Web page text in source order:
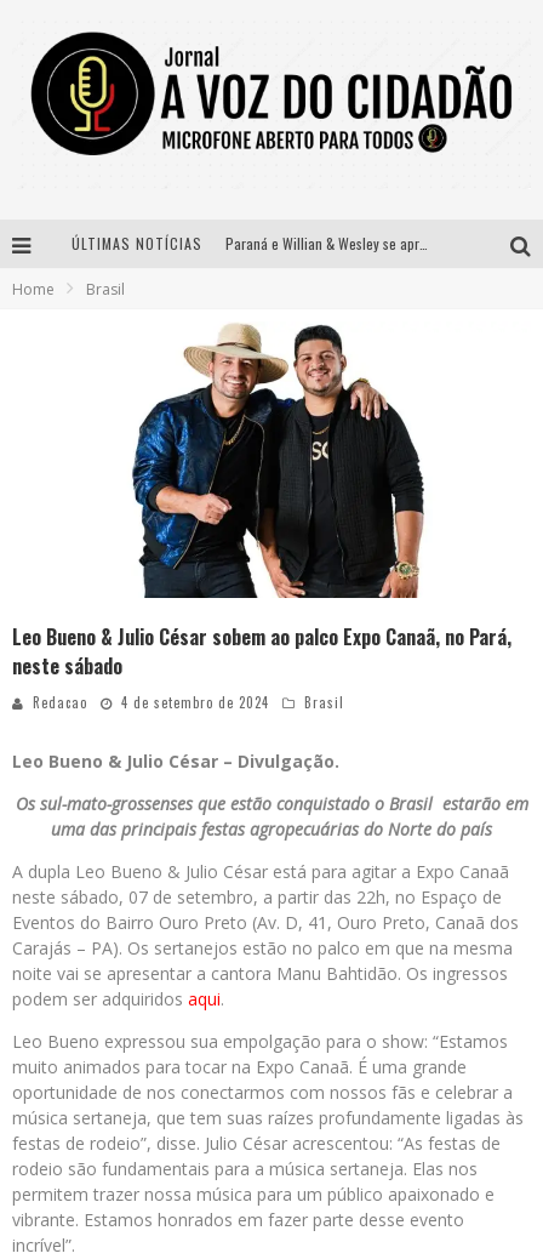
ÚLTIMAS NOTÍCIAS Paraná e Willian & Wesley se apresentam no Carretão Trevo Contagem nesta sexta-feira
Home Brasil
Leo Bueno & Julio César sobem ao palco Expo Canaã, no Pará,
neste sábado
Redacao 4 de setembro de 2024 Brasil
Leo Bueno & Julio César – Divulgação.
Os sul-mato-grossenses que estão conquistado o Brasil estarão em
uma das principais festas agropecuárias do Norte do país
A dupla Leo Bueno & Julio César está para agitar a Expo Canaã
neste sábado, 07 de setembro, a partir das 22h, no Espaço de
Eventos do Bairro Ouro Preto (Av. D, 41, Ouro Preto, Canaã dos
Carajás – PA). Os sertanejos estão no palco em que na mesma
noite vai se apresentar a cantora Manu Bahtidão. Os ingressos
podem ser adquiridos aqui.
Leo Bueno expressou sua empolgação para o show: “Estamos
muito animados para tocar na Expo Canaã. É uma grande
oportunidade de nos conectarmos com nossos fãs e celebrar a
música sertaneja, que tem suas raízes profundamente ligadas às
festas de rodeio”, disse. Julio César acrescentou: “As festas de
rodeio são fundamentais para a música sertaneja. Elas nos
permitem trazer nossa música para um público apaixonado e
vibrante. Estamos honrados em fazer parte desse evento
incrível”.